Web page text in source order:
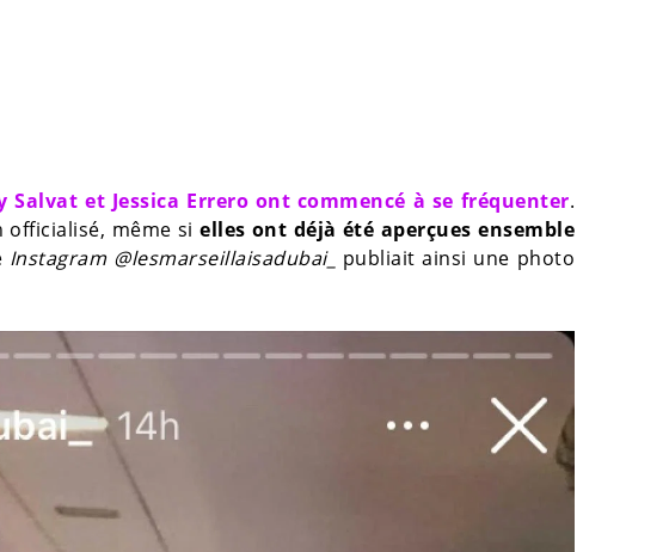
Salvat et Jessica Errero ont commencé à se fréquenter.
officialisé, même sielles ont déjà été aperçues ensemble
Instagram @lesmarseillaisadubai_ publiait ainsi une photo